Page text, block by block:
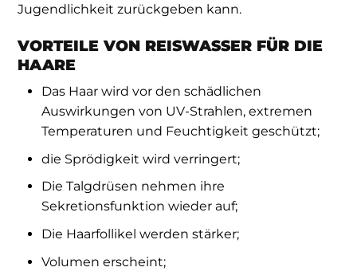
Jugendlichkeit zurückgeben kann.
VORTEILE VON REISWASSER FÜR DIE
HAARE
Das Haar wird vor den schädlichen
Auswirkungen von UV-Strahlen, extremen
Temperaturen und Feuchtigkeit geschützt;
die Sprödigkeit wird verringert;
Die Talgdrüsen nehmen ihre
Sekretionsfunktion wieder auf;
Die Haarfollikel werden stärker;
Volumen erscheint;